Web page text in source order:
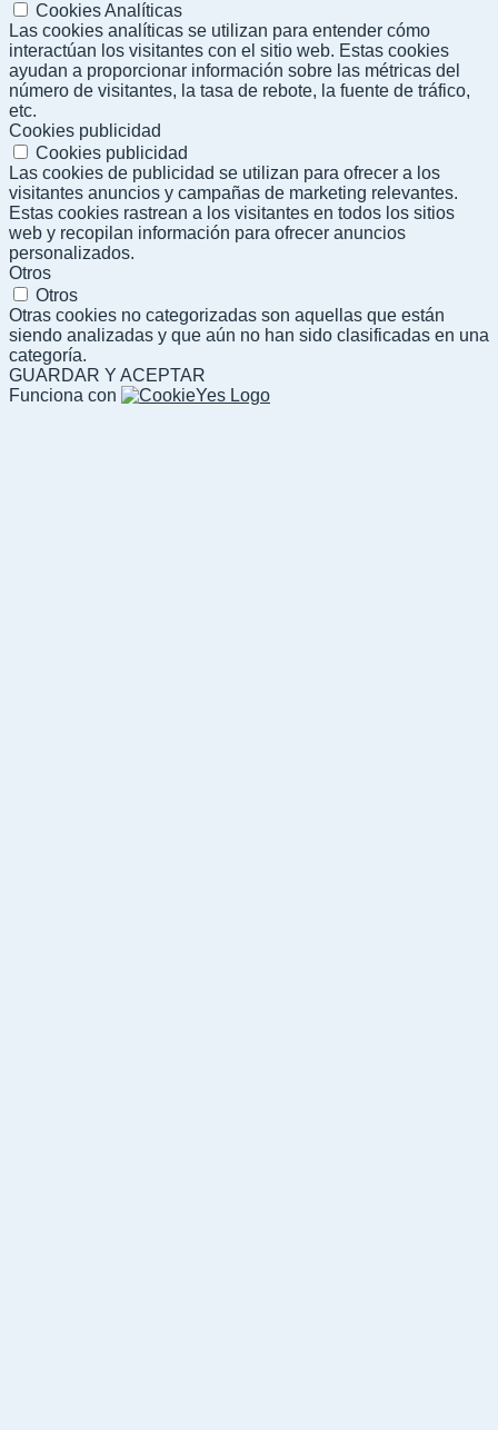
Cookies Analíticas
Las cookies analíticas se utilizan para entender cómo
interactúan los visitantes con el sitio web. Estas cookies
ayudan a proporcionar información sobre las métricas del
número de visitantes, la tasa de rebote, la fuente de tráfico,
etc.
Cookies publicidad
Cookies publicidad
Las cookies de publicidad se utilizan para ofrecer a los
visitantes anuncios y campañas de marketing relevantes.
Estas cookies rastrean a los visitantes en todos los sitios
web y recopilan información para ofrecer anuncios
personalizados.
Otros
Otros
Otras cookies no categorizadas son aquellas que están
siendo analizadas y que aún no han sido clasificadas en una
categoría.
GUARDAR Y ACEPTAR
Funciona con